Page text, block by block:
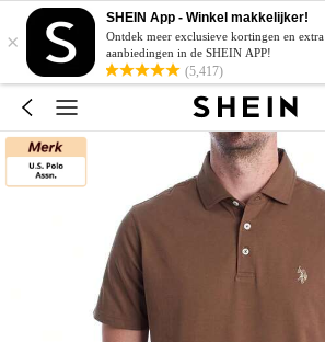
×
SHEIN App - Winkel makkelijker!
Ontdek meer exclusieve kortingen en extra
aanbiedingen in de SHEIN APP!
(5,417)